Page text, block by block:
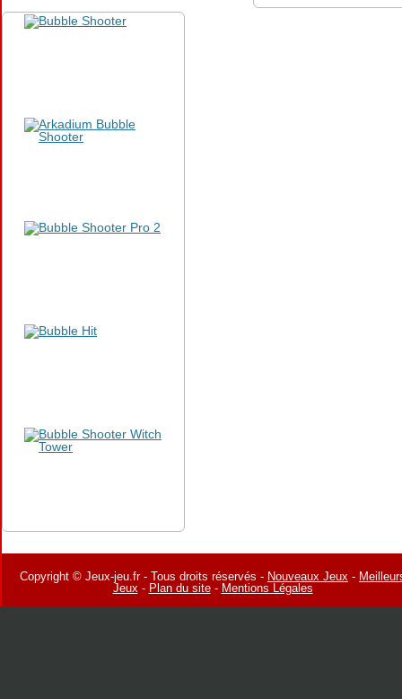
Copyright © Jeux-jeu.fr - Tous droits réservés - Nouveaux Jeux -
Jeux- Plan du site- Mentions Légales